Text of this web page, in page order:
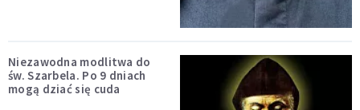
Niezawodna modlitwa do
św. Szarbela. Po 9 dniach
mogą dziać się cuda